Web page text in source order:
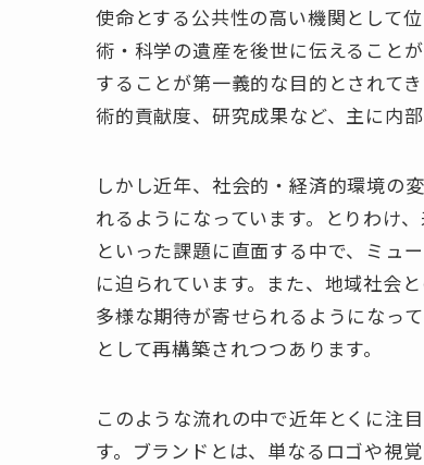
使命とする公共性の高い機関として
術・科学の遺産を後世に伝えること
することが第一義的な目的とされて
術的貢献度、研究成果など、主に内
しかし近年、社会的・経済的環境の
れるようになっています。とりわけ
といった課題に直面する中で、ミュ
に迫られています。また、地域社会
多様な期待が寄せられるようになっ
として再構築されつつあります。
このような流れの中で近年とくに注
す。ブランドとは、単なるロゴや視